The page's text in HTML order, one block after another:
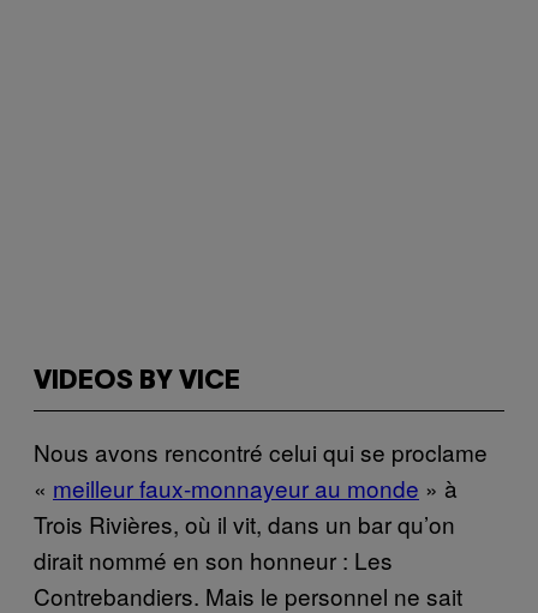
VIDEOS BY VICE
Nous avons rencontré celui qui se proclame
« meilleur faux-monnayeur au monde » à
Trois Rivières, où il vit, dans un bar qu’on
dirait nommé en son honneur : Les
Contrebandiers. Mais le personnel ne sait